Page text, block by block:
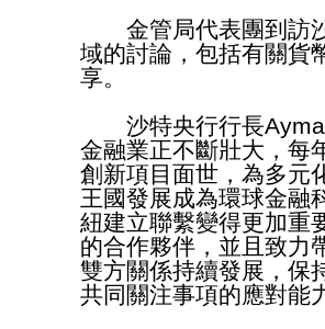
金管局代表團到訪沙
域的討論，包括有關貨
享。
沙特央行行長
金融業正不斷壯大，每
創新項目面世，為多元
王國發展成為環球金融
紐建立聯繫變得更加重
的合作夥伴，並且致力
雙方關係持續發展，保
共同關注事項的應對能